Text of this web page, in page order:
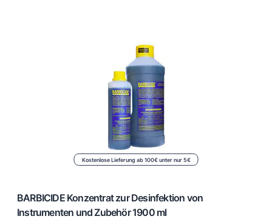
Kostenlose Lieferung ab 100€ unter nur 5€
BARBICIDE Konzentrat zur Desinfektion von
Instrumenten und Zubehör 1900 ml